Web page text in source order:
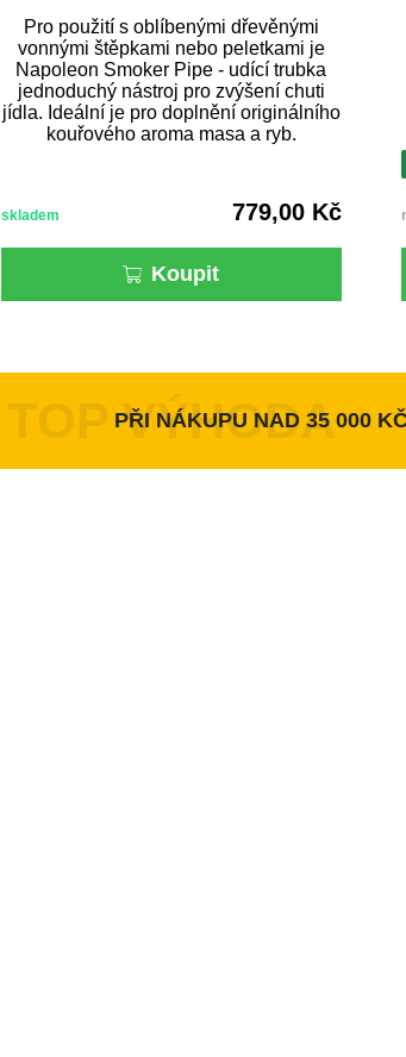
Pro použití s oblíbenými dřevěnými
vonnými štěpkami nebo peletkami je
Napoleon Smoker Pipe - udící trubka
jednoduchý nástroj pro zvýšení chuti
jídla. Ideální je pro doplnění originálního
kouřového aroma masa a ryb.
skladem 779,00 Kč
Koupit
PŘI NÁKUPU NAD 35 000